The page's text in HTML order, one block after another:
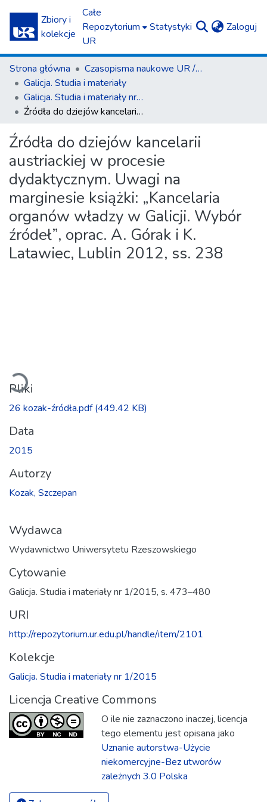
Zbiory i
kolekcje
Całe
Repozytorium
UR
Statystyki Zaloguj
Strona główna
Czasopisma naukowe UR / Scientific Journals
Galicja. Studia i materiały
Galicja. Studia i materiały nr 1/2015
Źródła do dziejów kancelarii austriackiej w procesie dydaktycznym. Uwagi na marginesie książki: „Kancelaria organów władzy w Galicji. Wybór źródeł”, oprac. A. Górak i K. Latawiec, Lublin 2012, ss. 238
Źródła do dziejów kancelarii
austriackiej w procesie
dydaktycznym. Uwagi na
marginesie książki: „Kancelaria
organów władzy w Galicji. Wybór
źródeł”, oprac. A. Górak i K.
Latawiec, Lublin 2012, ss. 238
Pliki
26 kozak-źródła.pdf(449.42 KB)
Data
2015
Autorzy
Kozak, Szczepan
Wydawca
Wydawnictwo Uniwersytetu Rzeszowskiego
Cytowanie
Galicja. Studia i materiały nr 1/2015, s. 473–480
URI
http://repozytorium.ur.edu.pl/handle/item/2101
Kolekcje
Galicja. Studia i materiały nr 1/2015
Licencja Creative Commons
O ile nie zaznaczono inaczej, licencja
tego elementu jest opisana jako
Uznanie autorstwa-Użycie
niekomercyjne-Bez utworów
zależnych 3.0 Polska